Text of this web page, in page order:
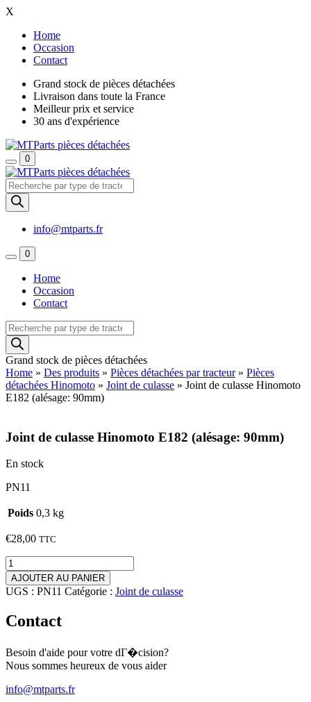
X
Home
Occasion
Contact
Grand stock de pièces détachées
Livraison dans toute la France
Meilleur prix et service
30 ans d'expérience
0
Recherche
de
produits
info@mtparts.fr
0
Home
Occasion
Contact
Recherche
de
produits
Grand stock de pièces détachées
Home » Des produits » Pièces détachées par tracteur» Pièces
détachées Hinomoto » Joint de culasse » Joint de culasse Hinomoto
E182 (alésage: 90mm)
Joint de culasse Hinomoto E182 (alésage: 90mm)
En stock
PN11
Poids 0,3 kg
€28,00 TTC
quantité
de
Joint
de
Hinomoto
(alésage:
90mm)
AJOUTER AU PANIER
UGS : PN11 Catégorie : Joint de culasse
Contact
Besoin d'aide pour votre dГ�cision?
Nous sommes heureux de vous aider
info@mtparts.fr